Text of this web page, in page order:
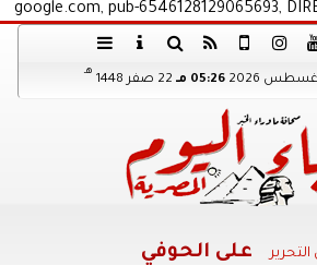
google.com, pub-6546128129065693,
05:26 مـ 22 صفر 1448
هـ
على الحوفي